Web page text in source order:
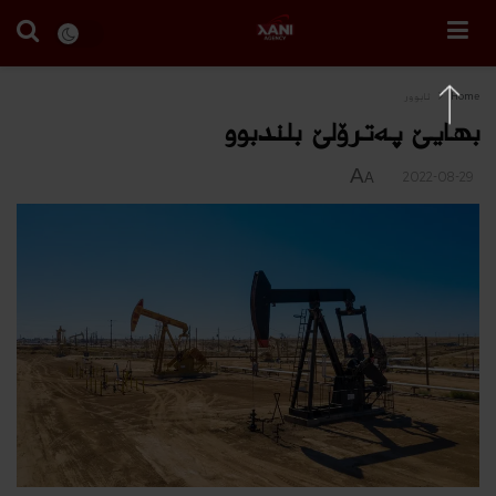
Home ئابوور
بهایێ په‌ترۆلێ بلندبوو
A
A